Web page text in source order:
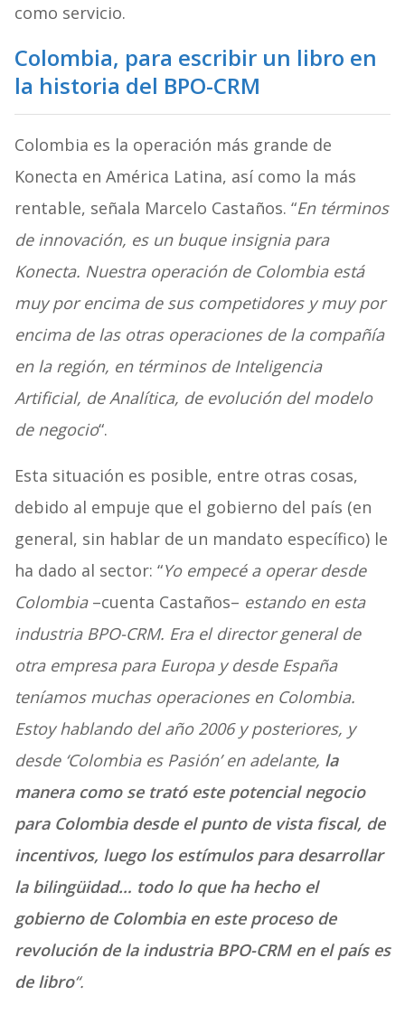
como servicio.
Colombia, para escribir un libro en
la historia del BPO-CRM
Colombia es la operación más grande de
Konecta en América Latina, así como la más
rentable, señala Marcelo Castaños. “En términos
de innovación, es un buque insignia para
Konecta. Nuestra operación de Colombia está
muy por encima de sus competidores y muy por
encima de las otras operaciones de la compañía
en la región, en términos de Inteligencia
Artificial, de Analítica, de evolución del modelo
de negocio“.
Esta situación es posible, entre otras cosas,
debido al empuje que el gobierno del país (en
general, sin hablar de un mandato específico) le
ha dado al sector: “Yo empecé a operar desde
Colombia –cuenta Castaños– estando en esta
industria BPO-CRM. Era el director general de
otra empresa para Europa y desde España
teníamos muchas operaciones en Colombia.
Estoy hablando del año 2006 y posteriores, y
desde ‘Colombia es Pasión’ en adelante, la
manera como se trató este potencial negocio
para Colombia desde el punto de vista fiscal, de
incentivos, luego los estímulos para desarrollar
la bilingüidad… todo lo que ha hecho el
gobierno de Colombia en este proceso de
revolución de la industria BPO-CRM en el país es
de libro“.